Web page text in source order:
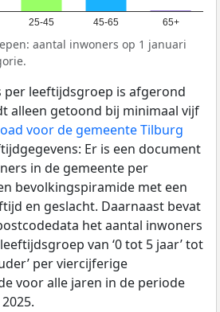
25-45 45-65 65+
aantal inwoners op 1 januari
per leeftijdsgroep is afgerond
alleen getoond bij minimaal vijf
voor de gemeente Tilburg
Er is een document
in de gemeente per
bevolkingspiramide met een
en geslacht. Daarnaast bevat
het aantal inwoners
van ‘0 tot 5 jaar’ tot
per viercijferige
voor alle jaren in de periode